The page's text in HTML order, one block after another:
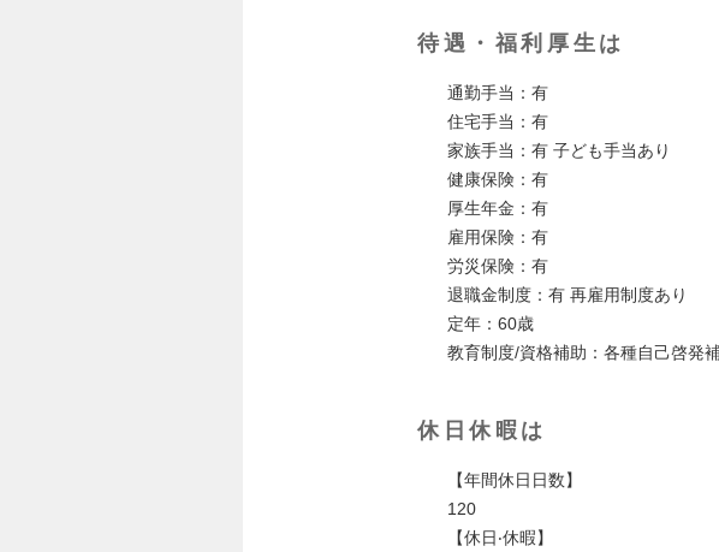
待遇・福利厚生は
通勤⼿当：有
住宅⼿当：有
家族⼿当：有 ⼦ども⼿当あり
健康保険：有
厚⽣年⾦：有
雇⽤保険：有
労災保険：有
退職⾦制度：有 再雇⽤制度あり
定年：60歳
教育制度/資格補助：各種⾃⼰啓発
休日休暇は
【年間休⽇⽇数】
120
【休⽇‧休暇】